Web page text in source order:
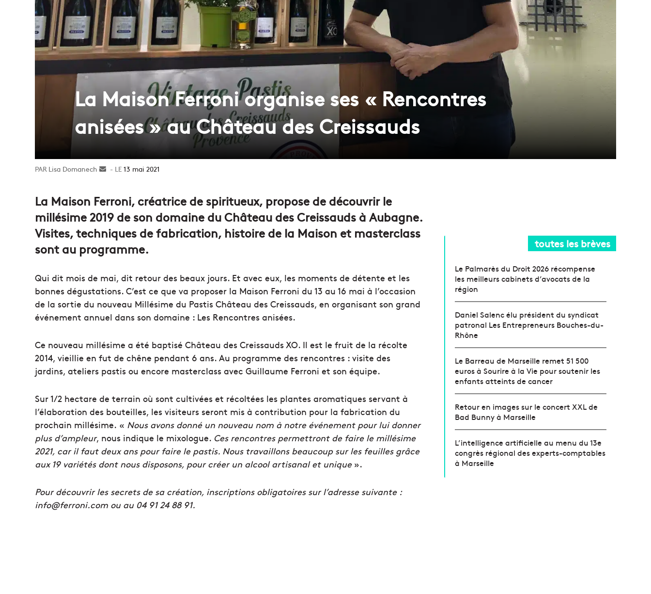
La Maison Ferroni organise ses « Rencontres
anisées » au Château des Creissauds
Lisa Domanech
Envoyer13 mai 2021
La Maison Ferroni, créatrice de spiritueux, propose de découvrir le
millésime 2019 de son domaine du Château des Creissauds à Aubagne.
Visites, techniques de fabrication, histoire de la Maison et masterclass
sont au programme.
Qui dit mois de mai, dit retour des beaux jours. Et avec eux, les moments de détente et les
bonnes dégustations. C’est ce que va proposer la Maison Ferroni du 13 au 16 mai à l’occasion
de la sortie du nouveau Millésime du Pastis Château des Creissauds, en organisant son grand
événement annuel dans son domaine : Les Rencontres anisées.
Ce nouveau millésime a été baptisé Château des Creissauds XO. Il est le fruit de la récolte
2014, vieillie en fut de chêne pendant 6 ans. Au programme des rencontres : visite des
jardins, ateliers pastis ou encore masterclass avec Guillaume Ferroni et son équipe.
Sur 1/2 hectare de terrain où sont cultivées et récoltées les plantes aromatiques servant à
l’élaboration des bouteilles, les visiteurs seront mis à contribution pour la fabrication du
prochain millésime. « Nous avons donné un nouveau nom à notre événement pour lui donner
plus d’ampleur, nous indique le mixologue. Ces rencontres permettront de faire le millésime
2021, car il faut deux ans pour faire le pastis. Nous travaillons beaucoup sur les feuilles grâce
aux 19 variétés dont nous disposons, pour créer un alcool artisanal et unique».
Pour découvrir les secrets de sa création, inscriptions obligatoires sur l’adresse suivante :
info@ferroni.com ou au 04 91 24 88 91.
toutes les brèves
Le Palmarès du Droit 2026 récompense
les meilleurs cabinets d’avocats de la
région
Daniel Salenc élu président du syndicat
patronal Les Entrepreneurs Bouches-du-
Rhône
Le Barreau de Marseille remet 51 500
euros à Sourire à la Vie pour soutenir les
enfants atteints de cancer
Retour en images sur le concert XXL de
Bad Bunny à Marseille
L’intelligence artificielle au menu du 13e
congrès régional des experts-comptables
à Marseille